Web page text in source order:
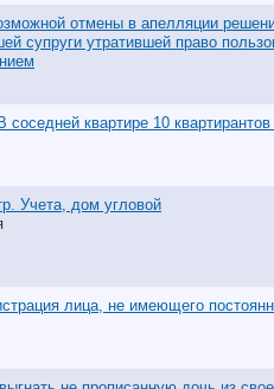
отмены в апелляции
супруги утратившей право
соседней квартире 10
Учета, дом угловой
лица, не имеющего